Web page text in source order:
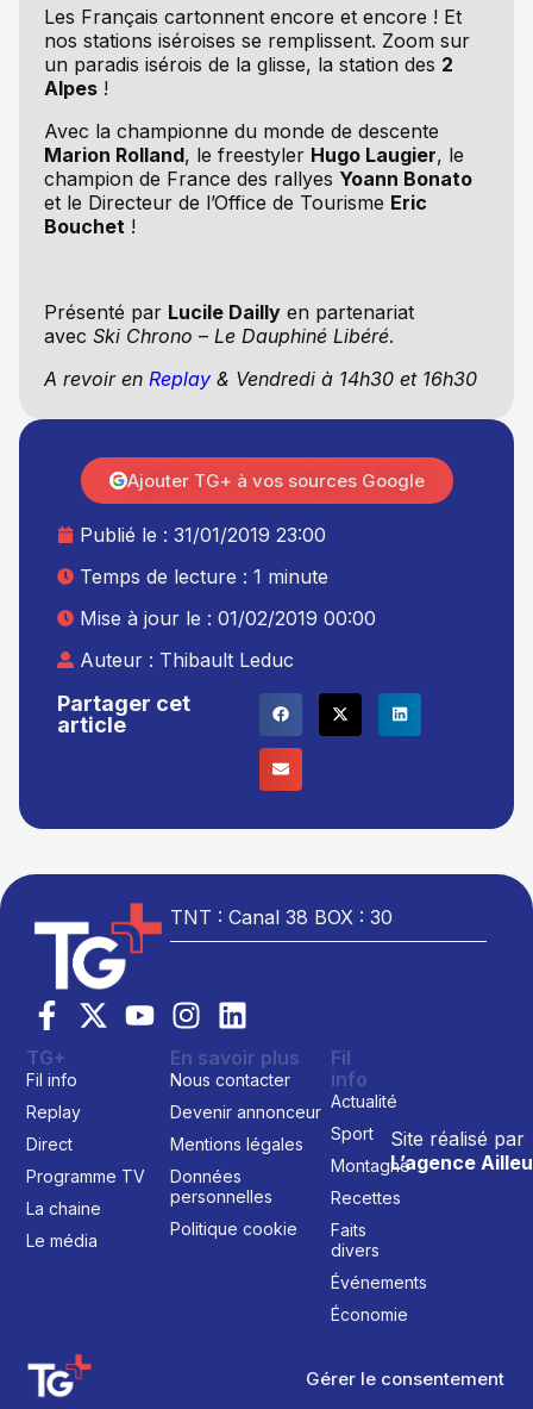
Gérer le consentement
Les Français cartonnent encore et encore ! Et
nos stations iséroises se remplissent. Zoom sur
un paradis isérois de la glisse, la station des 2
Alpes!
Avec la championne du monde de descente
Marion Rolland, le freestyler Hugo Laugier, le
champion de France des rallyes Yoann Bonato
et le Directeur de l’Office de Tourisme Eric
Bouchet !
Présenté par Lucile Daillyen partenariat
avec Ski Chrono – Le Dauphiné Libéré.
A revoir en Replay & Vendredi à 14h30 et 16h30
Partager cet
article
Publié le : 31/01/2019 23:00
Temps de lecture : 1 minute
Mise à jour le : 01/02/2019 00:00
Auteur : Thibault Leduc
Ajouter TG+ à vos sources Google
TNT : Canal 38 BOX : 30
Site réalisé par
L’agence
TG+
Fil info
Replay
Direct
Programme TV
La chaine
Le média
En savoir plus
Nous contacter
Devenir annonceur
Mentions légales
Données
personnelles
Politique cookie
Fil
info
Actualité
Sport
Montagne
Recettes
Faits
divers
Événements
Économie
Culture